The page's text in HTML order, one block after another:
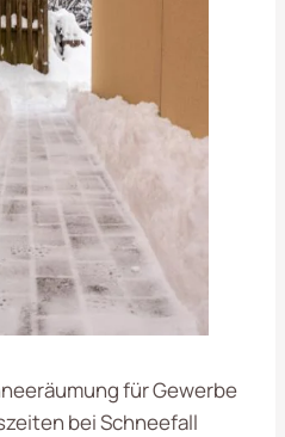
für Gewerbe
bei Schneefall